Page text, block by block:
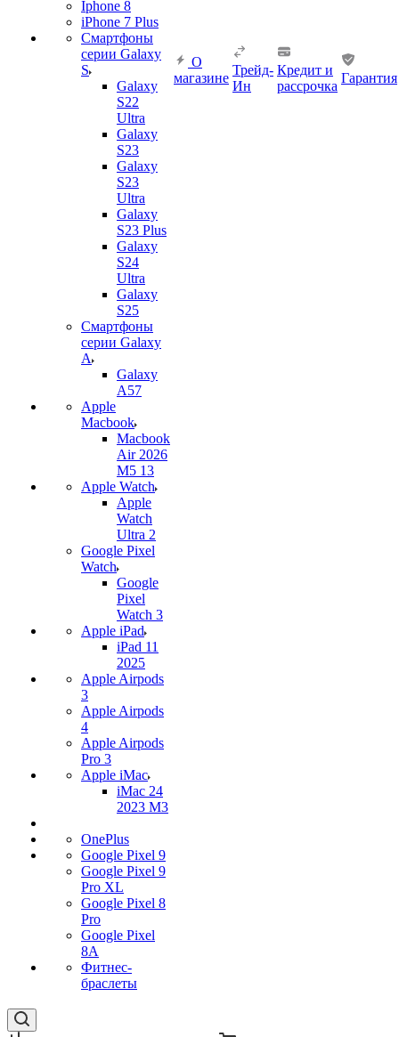
Iphone 8
iPhone 7 Plus
Смартфоны
серии Galaxy
S
Galaxy
S22
Ultra
Galaxy
S23
Galaxy
S23
Ultra
Galaxy
S23 Plus
Galaxy
S24
Ultra
Galaxy
S25
Смартфоны
серии Galaxy
A
Galaxy
A57
Apple
Macbook
Macbook
Air 2026
M5 13
Apple Watch
Apple
Watch
Ultra 2
Google Pixel
Watch
Google
Pixel
Watch 3
Apple iPad
iPad 11
2025
Apple Airpods
3
Apple Airpods
4
Apple Airpods
Pro 3
Apple iMac
iMac 24
2023 M3
OnePlus
Google Pixel 9
Google Pixel 9
Pro XL
Google Pixel 8
Pro
Google Pixel
8A
Фитнес-
браслеты
О
магазине
Трейд-
Ин
Кредит и
рассрочка
Гарантия